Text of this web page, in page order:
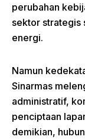
perubahan
sektor strategis
energi.
Namun
Sinarmas
administratif,
penciptaan
demikian,